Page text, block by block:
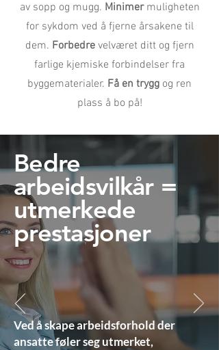
av sopp og mugg. Minimermuligheten
for sykdom ved å fjerne årsakene til
dem. Forbedrevelværet ditt og fjern
farlige kjemiske forbindelser fra
byggematerialer. Få en trygg og ren
plass å bo på!
Bedre
arbeidsvilkår =
utmerkede
prestasjoner
Ved å skape arbeidsforhold der
ansatte føler seg utmerket,